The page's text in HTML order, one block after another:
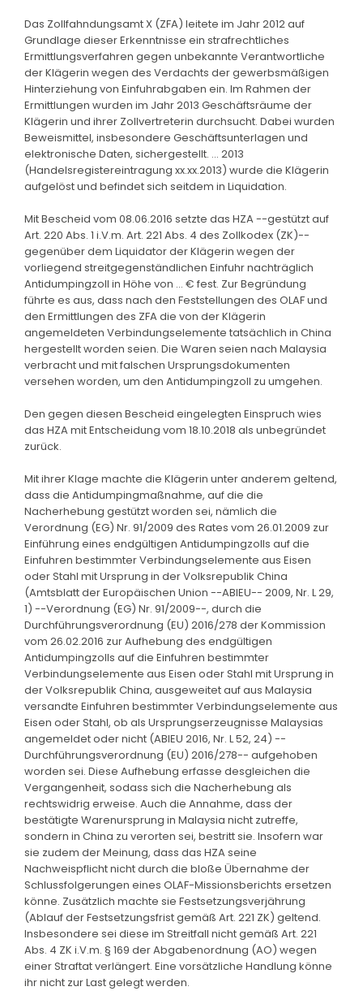
Das Zollfahndungsamt X (ZFA) leitete im Jahr 2012 auf
Grundlage dieser Erkenntnisse ein strafrechtliches
Ermittlungsverfahren gegen unbekannte Verantwortliche
der Klägerin wegen des Verdachts der gewerbsmäßigen
Hinterziehung von Einfuhrabgaben ein. Im Rahmen der
Ermittlungen wurden im Jahr 2013 Geschäftsräume der
Klägerin und ihrer Zollvertreterin durchsucht. Dabei wurden
Beweismittel, insbesondere Geschäftsunterlagen und
elektronische Daten, sichergestellt. ... 2013
(Handelsregistereintragung xx.xx.2013) wurde die Klägerin
aufgelöst und befindet sich seitdem in Liquidation.
Mit Bescheid vom 08.06.2016 setzte das HZA --gestützt auf
Art. 220 Abs. 1 i.V.m. Art. 221 Abs. 4 des Zollkodex (ZK)--
gegenüber dem Liquidator der Klägerin wegen der
vorliegend streitgegenständlichen Einfuhr nachträglich
Antidumpingzoll in Höhe von ... € fest. Zur Begründung
führte es aus, dass nach den Feststellungen des OLAF und
den Ermittlungen des ZFA die von der Klägerin
angemeldeten Verbindungselemente tatsächlich in China
hergestellt worden seien. Die Waren seien nach Malaysia
verbracht und mit falschen Ursprungsdokumenten
versehen worden, um den Antidumpingzoll zu umgehen.
Den gegen diesen Bescheid eingelegten Einspruch wies
das HZA mit Entscheidung vom 18.10.2018 als unbegründet
zurück.
Mit ihrer Klage machte die Klägerin unter anderem geltend,
dass die Antidumpingmaßnahme, auf die die
Nacherhebung gestützt worden sei, nämlich die
Verordnung (EG) Nr. 91/2009 des Rates vom 26.01.2009 zur
Einführung eines endgültigen Antidumpingzolls auf die
Einfuhren bestimmter Verbindungselemente aus Eisen
oder Stahl mit Ursprung in der Volksrepublik China
(Amtsblatt der Europäischen Union --ABlEU-- 2009, Nr. L 29,
1) --Verordnung (EG) Nr. 91/2009--, durch die
Durchführungsverordnung (EU) 2016/278 der Kommission
vom 26.02.2016 zur Aufhebung des endgültigen
Antidumpingzolls auf die Einfuhren bestimmter
Verbindungselemente aus Eisen oder Stahl mit Ursprung in
der Volksrepublik China, ausgeweitet auf aus Malaysia
versandte Einfuhren bestimmter Verbindungselemente aus
Eisen oder Stahl, ob als Ursprungserzeugnisse Malaysias
angemeldet oder nicht (ABlEU 2016, Nr. L 52, 24) --
Durchführungsverordnung (EU) 2016/278-- aufgehoben
worden sei. Diese Aufhebung erfasse desgleichen die
Vergangenheit, sodass sich die Nacherhebung als
rechtswidrig erweise. Auch die Annahme, dass der
bestätigte Warenursprung in Malaysia nicht zutreffe,
sondern in China zu verorten sei, bestritt sie. Insofern war
sie zudem der Meinung, dass das HZA seine
Nachweispflicht nicht durch die bloße Übernahme der
Schlussfolgerungen eines OLAF-Missionsberichts ersetzen
könne. Zusätzlich machte sie Festsetzungsverjährung
(Ablauf der Festsetzungsfrist gemäß Art. 221 ZK) geltend.
Insbesondere sei diese im Streitfall nicht gemäß Art. 221
Abs. 4 ZK i.V.m. § 169 der Abgabenordnung (AO) wegen
einer Straftat verlängert. Eine vorsätzliche Handlung könne
ihr nicht zur Last gelegt werden.